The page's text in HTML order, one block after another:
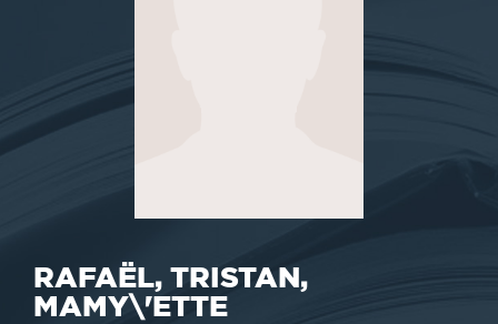
RAFAËL, TRISTAN,
MAMY\'ETTE